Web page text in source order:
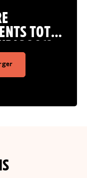
TOTAL
2012-